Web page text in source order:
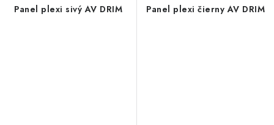
Panel plexi sivý AV DRIM Panel plexi čierny AV DRIM